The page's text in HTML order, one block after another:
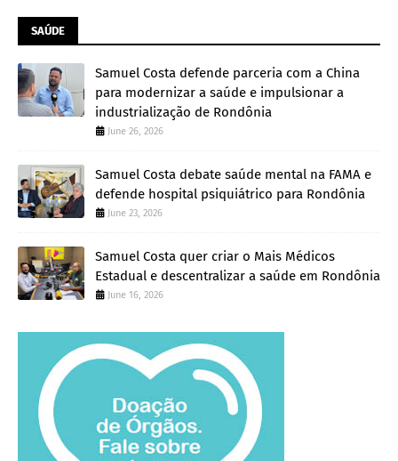
SAÚDE
Samuel Costa defende parceria com a China
para modernizar a saúde e impulsionar a
industrialização de Rondônia
June 26, 2026
Samuel Costa debate saúde mental na FAMA e
defende hospital psiquiátrico para Rondônia
June 23, 2026
Samuel Costa quer criar o Mais Médicos
Estadual e descentralizar a saúde em Rondônia
June 16, 2026